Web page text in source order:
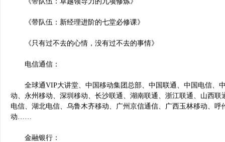
《带队伍：新经理进阶的七堂必修课》
《只有过不去的心情，没有过不去的事情》
电信通信：
全球通VIP大讲堂、中国移动集团总部、中国联通、中国电信、
动、永州移动、深圳移动、长沙联通、湖南联通、浙江联通、山西
电信、湖北电信、乌鲁木齐移动、广州京信通信、广西玉林移动、
动……
金融银行：